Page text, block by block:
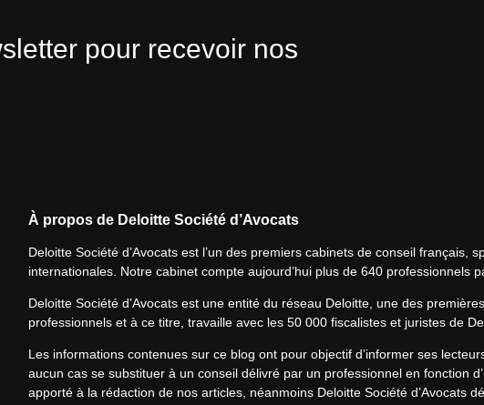
pour recevoir nos
À propos de Deloitte Société d’Avocats
Deloitte Société d’Avocats est l’un des premiers cabinets de conseil français,
internationales. Notre cabinet compte aujourd’hui plus de 640 professionnels
Deloitte Société d’Avocats est une entité du réseau Deloitte, une des
professionnels et à ce titre, travaille avec les 50 000 fiscalistes et juristes de
Les informations contenues sur ce blog ont pour objectif d’informer ses
aucun cas se substituer à un conseil délivré par un professionnel en fonction
apporté à la rédaction de nos articles, néanmoins Deloitte Société d’Avocats